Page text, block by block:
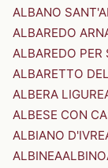
ALBANO
ALBAREDO
ALBAREDO PER
ALBARETTO
ALBERA LIGURE
ALBESE CON
ALBIANO
ALBINEAALBINO